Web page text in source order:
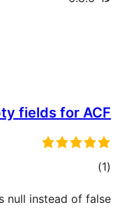
fields for ACF
(1 דרוגים)
null instead of false